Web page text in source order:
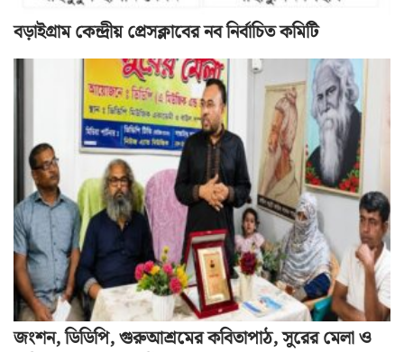
বড়াইগ্রাম কেন্দ্রীয় প্রেসক্লাবের নব নির্বাচিত কমিটি
জংশন, ডিডিপি, গুরুআশ্রমের কবিতাপাঠ, সুরের মেলা ও